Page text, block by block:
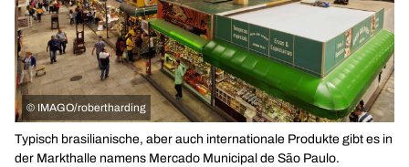
© IMAGO/robertharding
Typisch brasilianische, aber auch internationale Produkte gibt es in
der Markthalle namens Mercado Municipal de São Paulo.